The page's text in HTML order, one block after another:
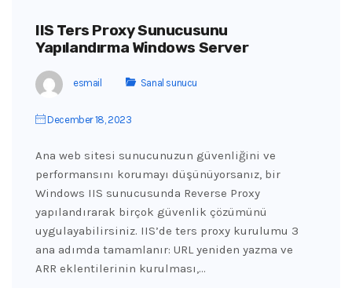
IIS Ters Proxy Sunucusunu
Yapılandırma Windows Server
esmail Sanal sunucu
December 18, 2023
Ana web sitesi sunucunuzun güvenliğini ve
performansını korumayı düşünüyorsanız, bir
Windows IIS sunucusunda Reverse Proxy
yapılandırarak birçok güvenlik çözümünü
uygulayabilirsiniz. IIS’de ters proxy kurulumu 3
ana adımda tamamlanır: URL yeniden yazma ve
ARR eklentilerinin kurulması,…